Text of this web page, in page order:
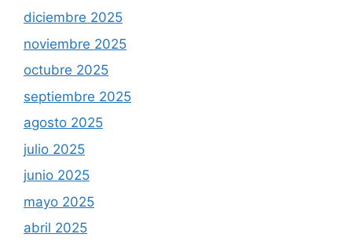
diciembre 2025
noviembre 2025
octubre 2025
septiembre 2025
agosto 2025
julio 2025
junio 2025
mayo 2025
abril 2025